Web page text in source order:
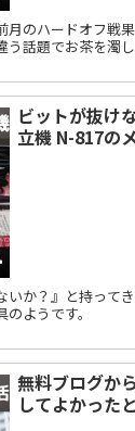
月のハードオフ戦
話題でお茶を濁し
ビットが抜け
立機 N-817の
いか？』と持って
ようです。
無料ブログか
してよかった